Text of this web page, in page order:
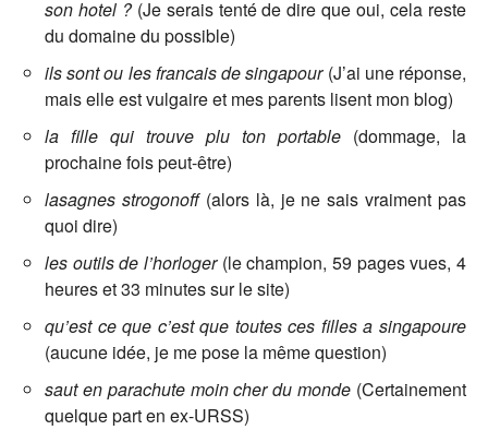
son hotel ?(Je serais tenté de dire que oui, cela reste
du domaine du possible)
ils sont ou les francais de singapour(J’ai une réponse,
mais elle est vulgaire et mes parents lisent mon blog)
la fille qui trouve plu ton portable (dommage, la
prochaine fois peut-être)
lasagnes strogonoff(alors là, je ne sais vraiment pas
quoi dire)
les outils de l’horloger(le champion, 59 pages vues, 4
heures et 33 minutes sur le site)
qu’est ce que c’est que toutes ces filles a singapoure
(aucune idée, je me pose la même question)
saut en parachute moin cher du monde (Certainement
quelque part en ex-URSS)